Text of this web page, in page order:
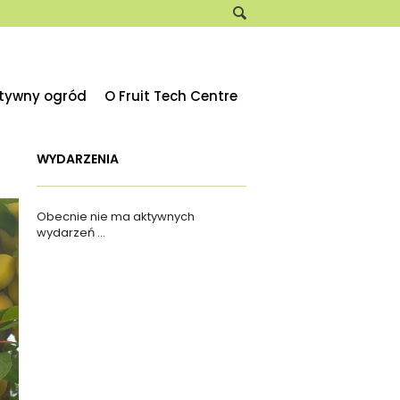
ogród O Fruit Tech Centre
WYDARZENIA
Obecnie nie ma aktywnych
wydarzeń ...